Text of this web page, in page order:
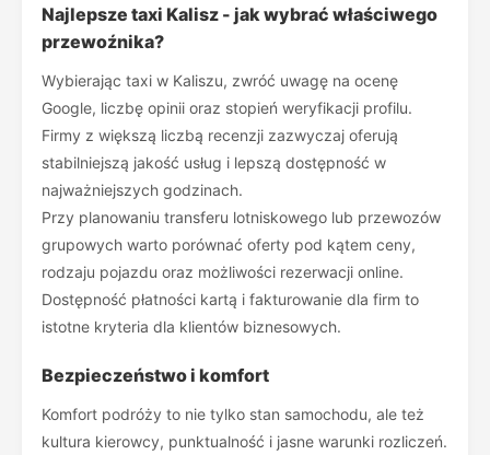
Najlepsze taxi Kalisz - jak wybrać właściwego
przewoźnika?
Wybierając taxi w Kaliszu, zwróć uwagę na ocenę
Google, liczbę opinii oraz stopień weryfikacji profilu.
Firmy z większą liczbą recenzji zazwyczaj oferują
stabilniejszą jakość usług i lepszą dostępność w
najważniejszych godzinach.
Przy planowaniu transferu lotniskowego lub przewozów
grupowych warto porównać oferty pod kątem ceny,
rodzaju pojazdu oraz możliwości rezerwacji online.
Dostępność płatności kartą i fakturowanie dla firm to
istotne kryteria dla klientów biznesowych.
Bezpieczeństwo i komfort
Komfort podróży to nie tylko stan samochodu, ale też
kultura kierowcy, punktualność i jasne warunki rozliczeń.